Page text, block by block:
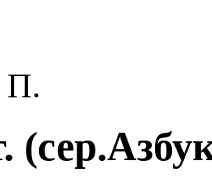
П.